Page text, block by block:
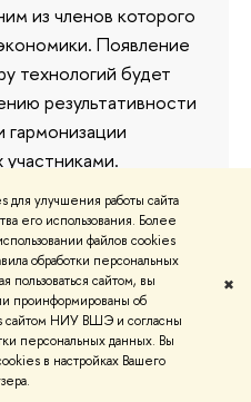
улучшения работы сайта
его использования. Более
файлов cookies
обработки персональных
пользоваться сайтом, вы
проинформированы об
сайтом НИУ ВШЭ и согласны
персональных данных. Вы
в настройках Вашего
✖
из членов которого
Появление
технологий будет
результативности
гармонизации
18 декабря 2024
будущего: